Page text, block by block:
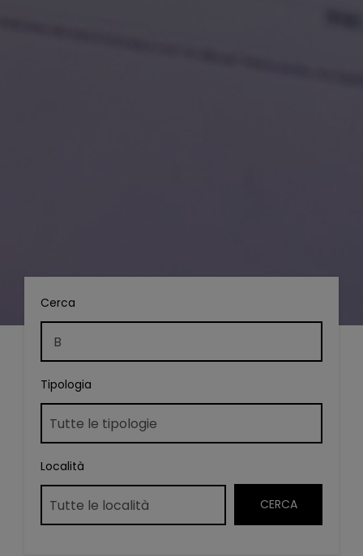
Cerca
Tipologia
Località